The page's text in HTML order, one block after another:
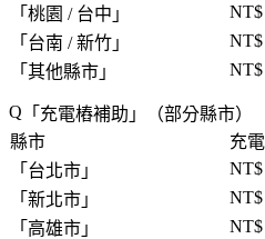
「 桃園 / 台中 」
NT$
「 台南 / 新竹 」
NT$
「 其他縣市 」 NT$
「 充電樁補助 」（部分縣市）
縣市
充
「 台北市 」
NT$
「 新北市 」
NT$
「 高雄市 」
NT$